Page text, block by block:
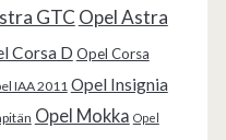
GTC Opel Astra
Corsa D Opel Corsa
IAA 2011 Opel Insignia
Opel Mokka Opel